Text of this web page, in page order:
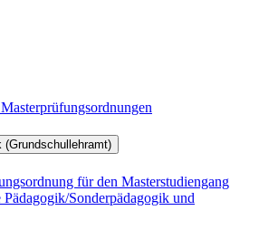
(Grundschullehramt)
für den Masterstudiengang
Sonderpädagogik und